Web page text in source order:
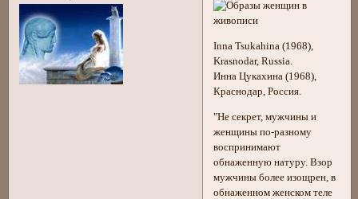
Inna Tsukahina (1968),
Krasnodar, Russia.
Инна Цукахина (1968),
Краснодар, Россия.
"Не секрет, мужчины и
женщины по-разному
воспринимают
обнаженную натуру. Взор
мужчины более изощрен, в
обнаженном женском теле